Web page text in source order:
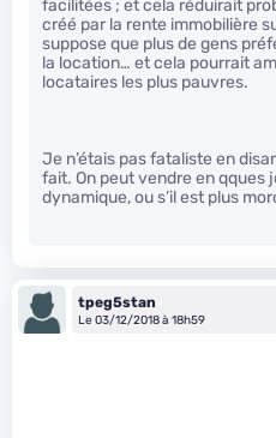
facilitées ; et cela réduirait
créé par la rente immobilière
suppose que plus de gens
la location… et cela pourrait
locataires les plus pauvres.
Je n’étais pas fataliste en
fait. On peut vendre en qques
dynamique, ou s’il est plus
tpeg5stan
Le 03/12/2018 à 18h59